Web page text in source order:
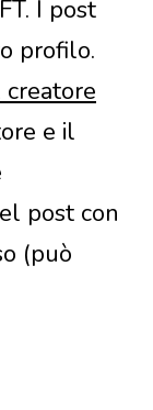
I post
profilo.
e il
post con
(può